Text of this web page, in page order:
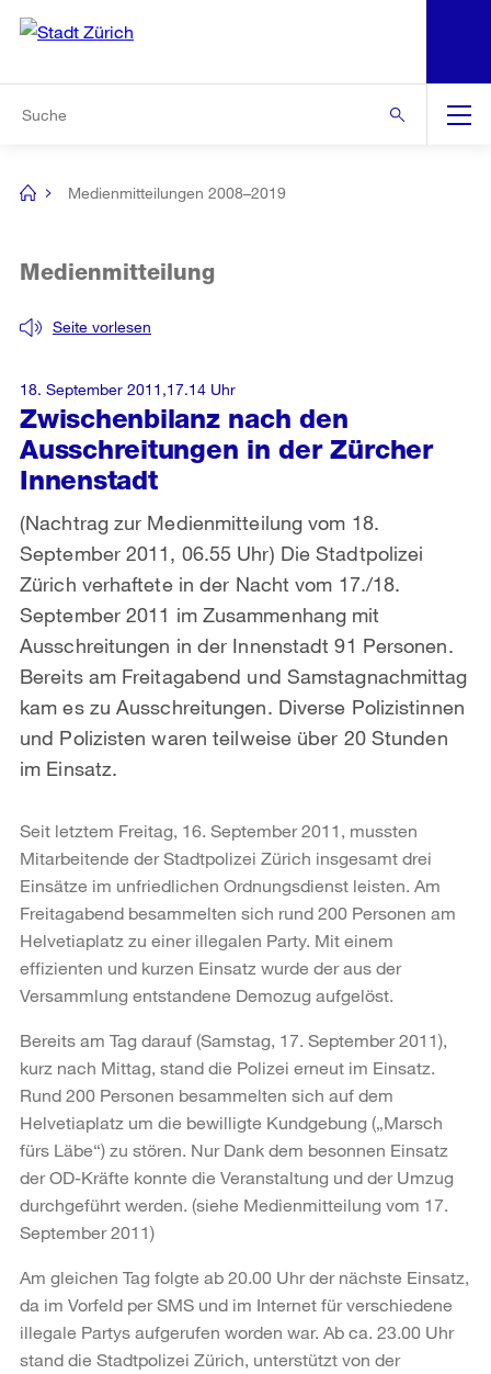
Navigation
[no
Medienmitteilungen 2008–2019
Zwischenbilanz nach den
Ausschreitungen in der Zürcher
Innenstadt
Seite vorlesen
Medienmitteilung
(Nachtrag zur Medienmitteilung vom 18.
September 2011, 06.55 Uhr) Die Stadtpolizei
Zürich verhaftete in der Nacht vom 17./18.
September 2011 im Zusammenhang mit
Ausschreitungen in der Innenstadt 91 Personen.
Bereits am Freitagabend und Samstagnachmittag
kam es zu Ausschreitungen. Diverse Polizistinnen
und Polizisten waren teilweise über 20 Stunden
im Einsatz.
18. September 2011,17.14 Uhr
Seit letztem Freitag, 16. September 2011, mussten
Mitarbeitende der Stadtpolizei Zürich insgesamt drei
Einsätze im unfriedlichen Ordnungsdienst leisten. Am
Freitagabend besammelten sich rund 200 Personen am
Helvetiaplatz zu einer illegalen Party. Mit einem
effizienten und kurzen Einsatz wurde der aus der
Versammlung entstandene Demozug aufgelöst.
Bereits am Tag darauf (Samstag, 17. September 2011),
kurz nach Mittag, stand die Polizei erneut im Einsatz.
Rund 200 Personen besammelten sich auf dem
Helvetiaplatz um die bewilligte Kundgebung („Marsch
fürs Läbe“) zu stören. Nur Dank dem besonnen Einsatz
der OD-Kräfte konnte die Veranstaltung und der Umzug
durchgeführt werden. (siehe Medienmitteilung vom 17.
September 2011)
Am gleichen Tag folgte ab 20.00 Uhr der nächste Einsatz,
da im Vorfeld per SMS und im Internet für verschiedene
illegale Partys aufgerufen worden war. Ab ca. 23.00 Uhr
stand die Stadtpolizei Zürich, unterstützt von der